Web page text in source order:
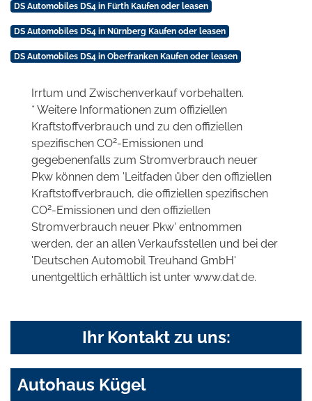
DS Automobiles DS4 in Fürth Kaufen oder leasen
DS Automobiles DS4 in Nürnberg Kaufen oder leasen
DS Automobiles DS4 in Oberfranken Kaufen oder leasen
Irrtum und Zwischenverkauf vorbehalten.
* Weitere Informationen zum offiziellen
Kraftstoffverbrauch und zu den offiziellen
spezifischen CO2-Emissionen und
gegebenenfalls zum Stromverbrauch neuer
Pkw können dem 'Leitfaden über den offiziellen
Kraftstoffverbrauch, die offiziellen spezifischen
CO2-Emissionen und den offiziellen
Stromverbrauch neuer Pkw' entnommen
werden, der an allen Verkaufsstellen und bei der
'Deutschen Automobil Treuhand GmbH'
unentgeltlich erhältlich ist unter www.dat.de.
Ihr Kontakt zu uns:
Autohaus Kügel